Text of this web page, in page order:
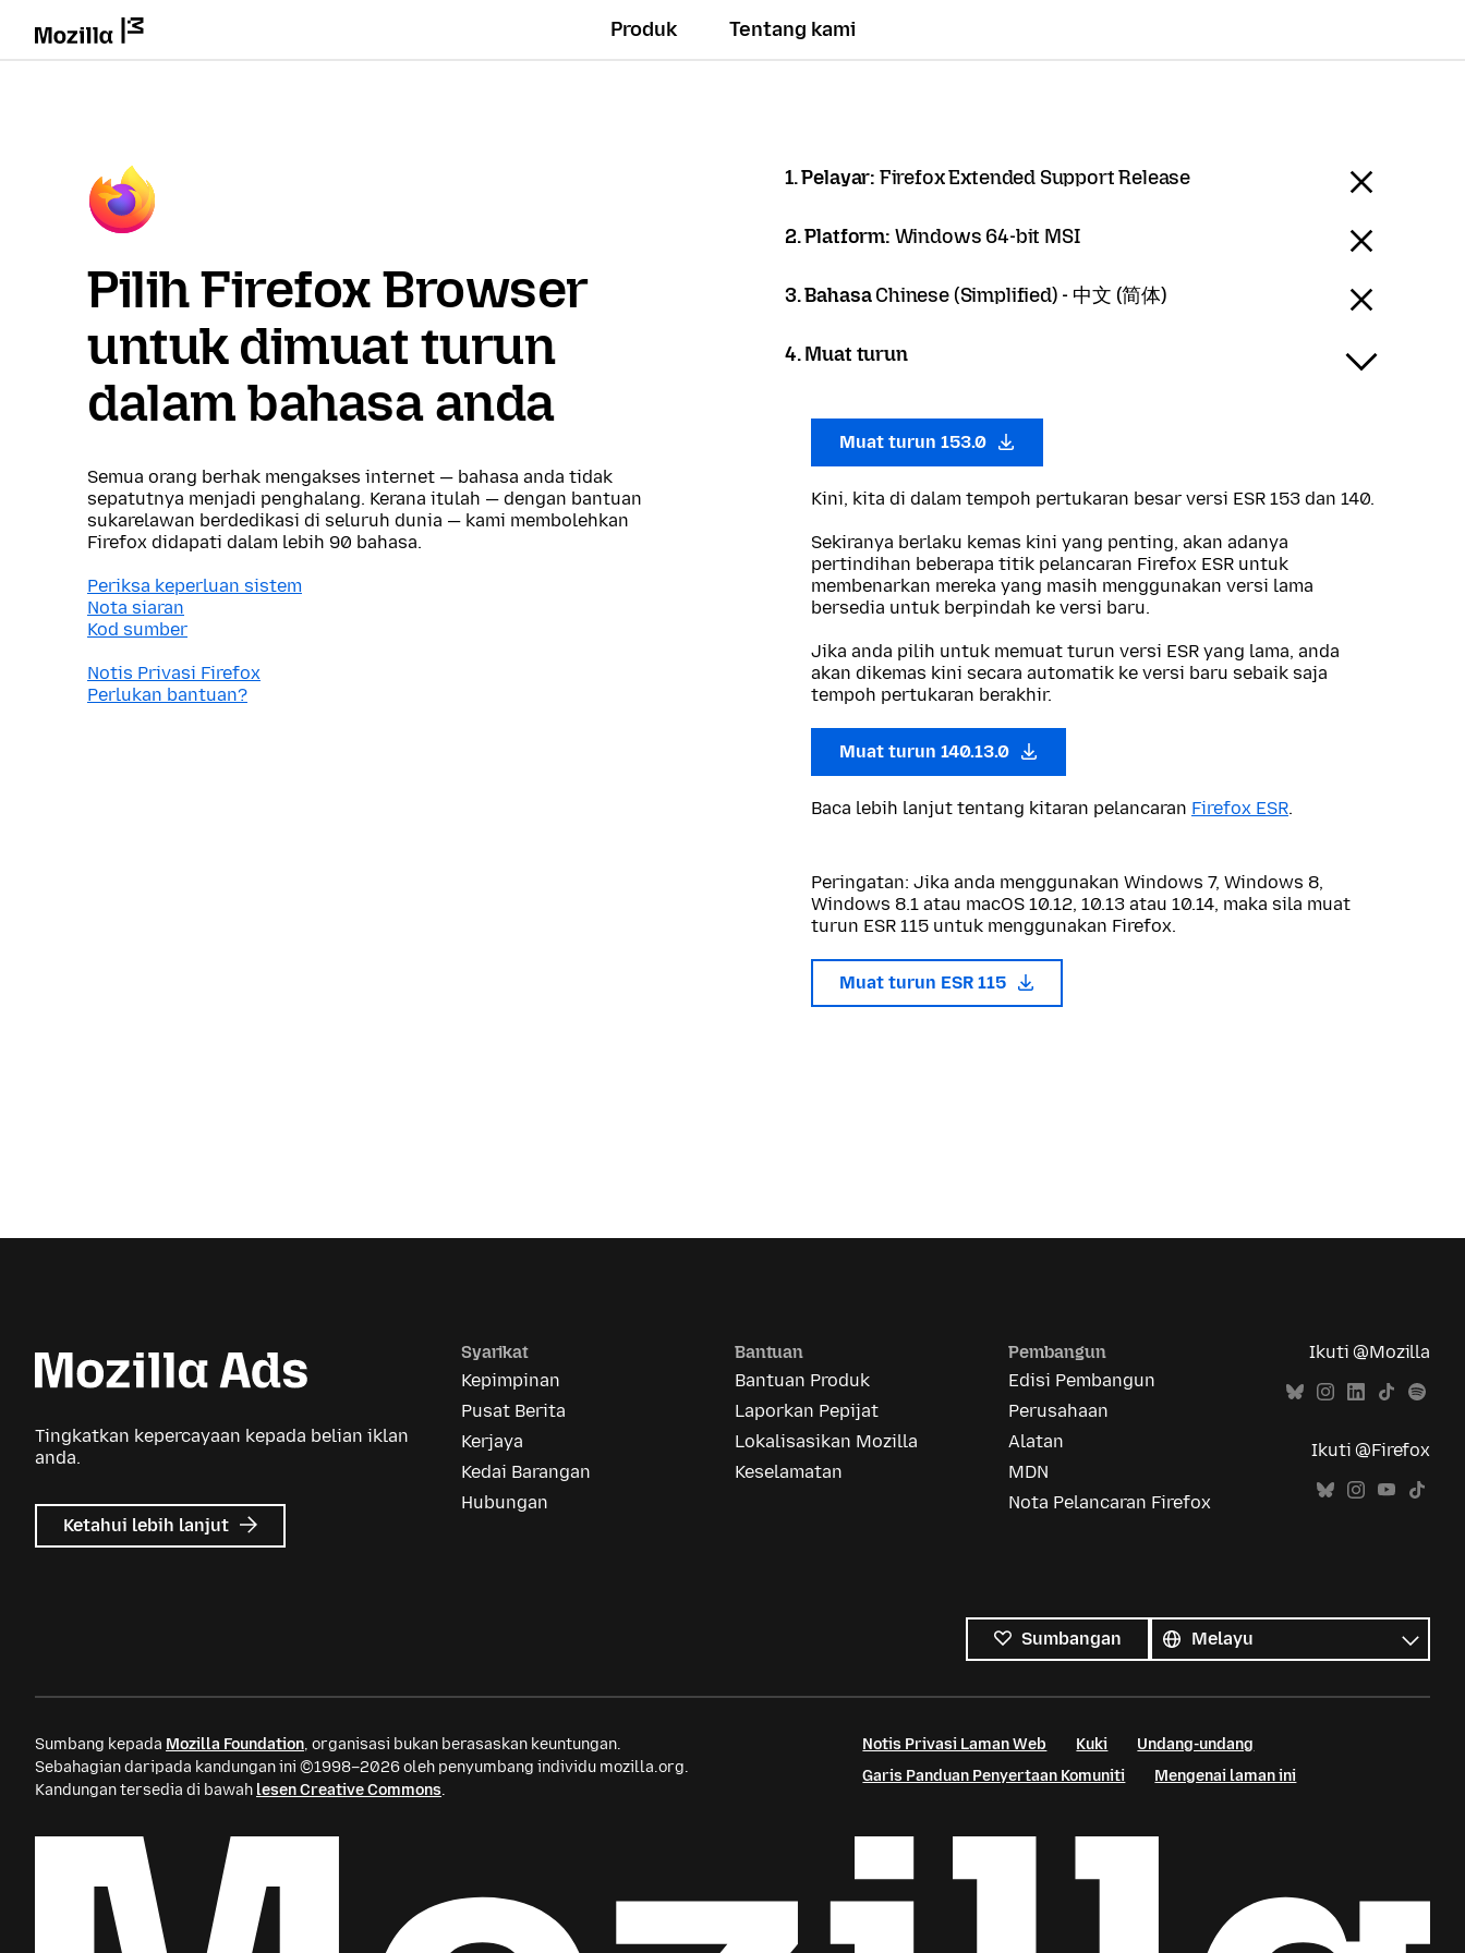
Produk Tentang kami
Pilih Firefox Browser
untuk dimuat turun
dalam bahasa anda
Semua orang berhak mengakses internet — bahasa anda tidak
sepatutnya menjadi penghalang. Kerana itulah — dengan bantuan
sukarelawan berdedikasi di seluruh dunia — kami membolehkan
Firefox didapati dalam lebih 90 bahasa.
Periksa keperluan sistem
Nota siaran
Kod sumber
Notis Privasi Firefox
Perlukan bantuan?
1. Pelayar: Firefox Extended Support Release
2. Platform: Windows 64-bit MSI
3. BahasaChinese (Simplified) - 中文 (简体)
4. Muat turun
Muat turun 153.0
Kini, kita di dalam tempoh pertukaran besar versi ESR 153 dan 140.
Sekiranya berlaku kemas kini yang penting, akan adanya
pertindihan beberapa titik pelancaran Firefox ESR untuk
membenarkan mereka yang masih menggunakan versi lama
bersedia untuk berpindah ke versi baru.
Jika anda pilih untuk memuat turun versi ESR yang lama, anda
akan dikemas kini secara automatik ke versi baru sebaik saja
tempoh pertukaran berakhir.
Muat turun 140.13.0
Baca lebih lanjut tentang kitaran pelancaran Firefox ESR.
Peringatan: Jika anda menggunakan Windows 7, Windows 8,
Windows 8.1 atau macOS 10.12, 10.13 atau 10.14, maka sila muat
turun ESR 115 untuk menggunakan Firefox.
Muat turun ESR 115
Tingkatkan kepercayaan kepada belian iklan
anda.
Ketahui lebih lanjut tentang
Iklan
Syarikat
Kepimpinan
Pusat Berita
Kerjaya
Kedai Barangan
Hubungan
Bantuan
Bantuan Produk
Laporkan Pepijat
Lokalisasikan Mozilla
Keselamatan
Pembangun
Edisi Pembangun
Perusahaan
Alatan
MDN
Nota Pelancaran Firefox
Ikuti @Mozilla
Ikuti @Firefox
Sumbangan
bahasa
Bahasa
Sumbang kepada Mozilla Foundation, organisasi bukan berasaskan keuntungan.
Sebahagian daripada kandungan ini ©1998–2026 oleh penyumbang individu mozilla.org.
Kandungan tersedia di bawah lesen Creative Commons.
Notis Privasi Laman Web Kuki
Undang-undang
Garis Panduan Penyertaan Komuniti
Mengenai laman ini